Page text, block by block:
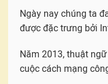
Ngày nay chúng ta
được đặc trưng bởi
Năm 2013, thuật
cuộc cách mạng